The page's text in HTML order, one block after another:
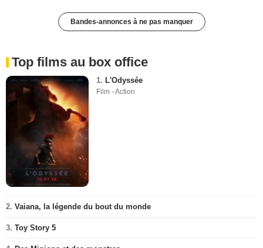
Bandes-annonces à ne pas manquer
Top films au box office
1. L'Odyssée
Film - Action
2. Vaiana, la légende du bout du monde
3. Toy Story 5